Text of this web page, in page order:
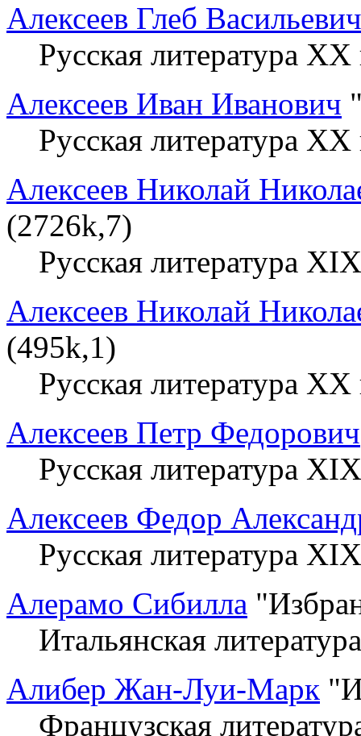
Алексеев Глеб Васильевич
Русская литература XX
Алексеев Иван Иванович
Русская литература XX
Алексеев Николай
(2726k,7)
Русская литература
Алексеев Николай
(495k,1)
Русская литература XX
Алексеев Петр Федорович
Русская литература
Алексеев Федор
Русская литература
Алерамо Сибилла
Итальянская литература
Алибер Жан-Луи-Марк
Французская